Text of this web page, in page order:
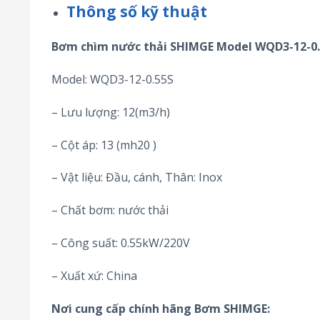
Thông số kỹ thuật
Bơm chìm nước thải SHIMGE Model WQD3-12-
Model: WQD3-12-0.55S
– Lưu lượng: 12(m3/h)
– Cột áp: 13 (mh20 )
– Vật liệu: Đầu, cánh, Thân: Inox
– Chất bơm: nước thải
– Công suất: 0.55kW/220V
– Xuất xứ: China
Nơi cung cấp chính hãng Bơm SHIMGE: